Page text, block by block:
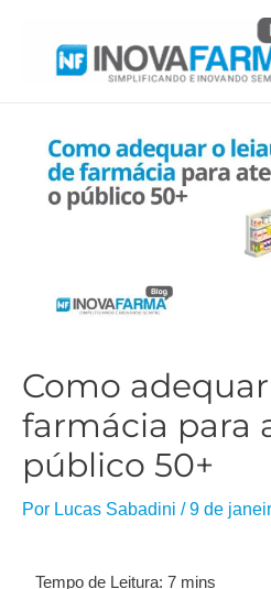
Como
farmácia para
público 50+
Por Lucas Sabadini /9 de